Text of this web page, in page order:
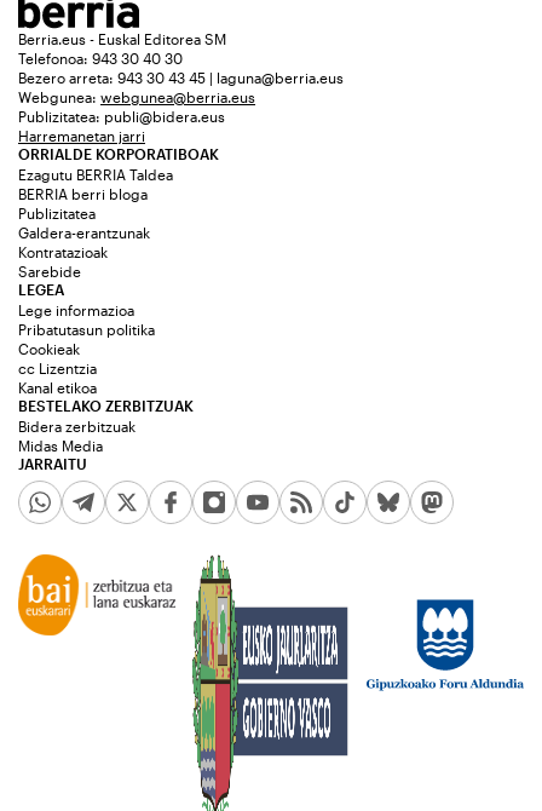
Berria.eus - Euskal Editorea SM
Telefonoa: 943 30 40 30
Bezero arreta: 943 30 43 45 | laguna@berria.eus
Webgunea: webgunea@berria.eus
Publizitatea: publi@bidera.eus
Harremanetan jarri
ORRIALDE KORPORATIBOAK
Ezagutu BERRIA Taldea
BERRIA berri bloga
Publizitatea
Galdera-erantzunak
Kontratazioak
Sarebide
JARRAITU
LEGEA
Lege informazioa
Pribatutasun politika
Cookieak
cc Lizentzia
Kanal etikoa
BESTELAKO ZERBITZUAK
Bidera zerbitzuak
Midas Media